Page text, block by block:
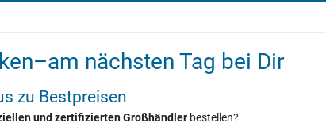
nächsten Tag bei Dir
zu Bestpreisen
und zertifizierten Großhändler bestellen?